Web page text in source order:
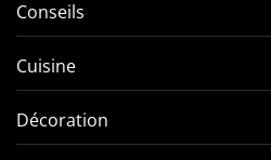
Conseils
Cuisine
Décoration